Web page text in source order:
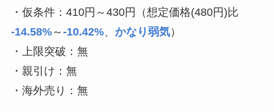
・仮条件：410円～430円（想定価格(480円)比
-14.58%～ -10.42%、 かなり弱気）
・上限突破：無
・親引け：無
・海外売り：無